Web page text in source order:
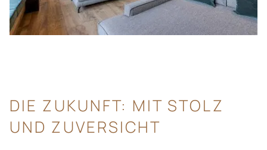
DIE ZUKUNFT: MIT STOLZ
UND ZUVERSICHT